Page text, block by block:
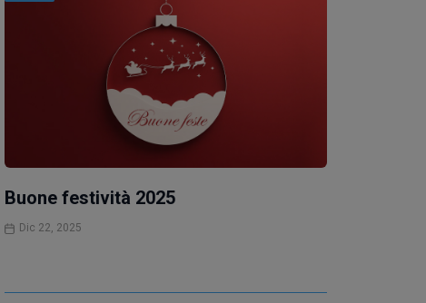
Buone festività 2025
Dic 22, 2025